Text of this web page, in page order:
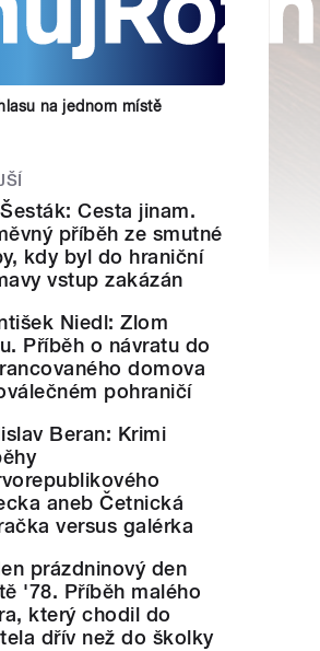
na jednom místě
Cesta jinam.
příběh ze smutné
kdy byl do hraniční
vstup zakázán
Niedl: Zlom
Příběh o návratu do
domova
pohraničí
Beran: Krimi
aneb Četnická
versus galérka
prázdninový den
'78. Příběh malého
který chodil do
dřív než do školky